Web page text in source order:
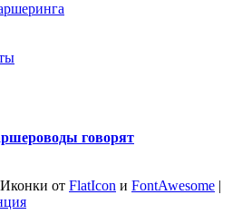
говорят
от FlatIcon и FontAwesome |